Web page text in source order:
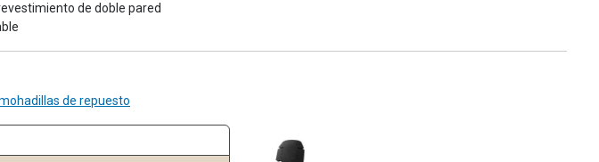
de doble pared
de repuesto